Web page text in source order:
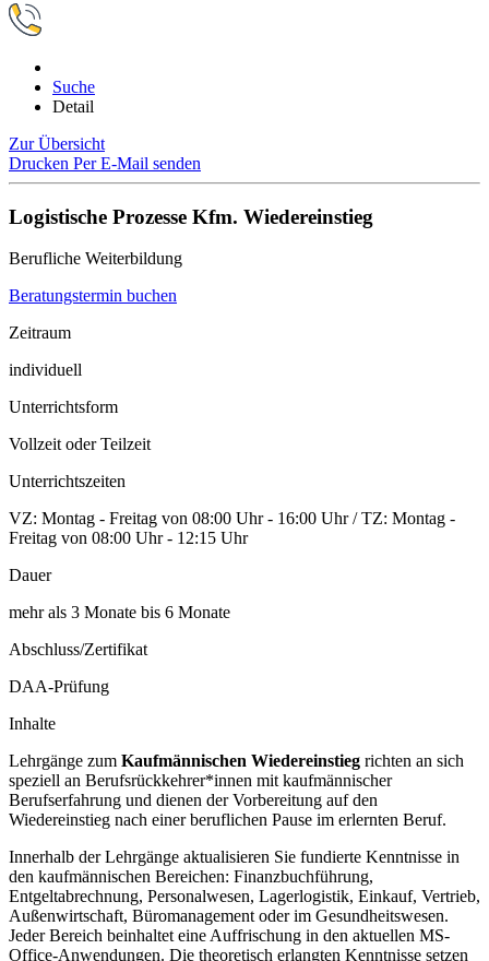
Suche
Detail
Zur Übersicht
Drucken Per E-Mail senden
Logistische Prozesse Kfm. Wiedereinstieg
Berufliche Weiterbildung
Beratungstermin buchen
Zeitraum
individuell
Unterrichtsform
Vollzeit oder Teilzeit
Unterrichtszeiten
VZ: Montag - Freitag von 08:00 Uhr - 16:00 Uhr / TZ: Montag -
Freitag von 08:00 Uhr - 12:15 Uhr
Dauer
mehr als 3 Monate bis 6 Monate
Abschluss/Zertifikat
DAA-Prüfung
Inhalte
Lehrgänge zum Kaufmännischen Wiedereinstieg richten an sich
speziell an Berufsrückkehrer*innen mit kaufmännischer
Berufserfahrung und dienen der Vorbereitung auf den
Wiedereinstieg nach einer beruflichen Pause im erlernten Beruf.
Innerhalb der Lehrgänge aktualisieren Sie fundierte Kenntnisse in
den kaufmännischen Bereichen: Finanzbuchführung,
Entgeltabrechnung, Personalwesen, Lagerlogistik, Einkauf, Vertrieb,
Außenwirtschaft, Büromanagement oder im Gesundheitswesen.
Jeder Bereich beinhaltet eine Auffrischung in den aktuellen MS-
Office-Anwendungen. Die theoretisch erlangten Kenntnisse setzen